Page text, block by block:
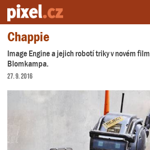
Server o natáčení a zpracování videa
Chappie
Image Engine a jejich robotí triky v novém
Blomkampa.
27. 9. 2016